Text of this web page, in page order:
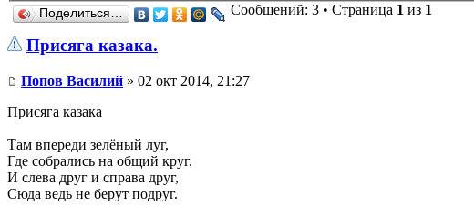
Поделиться… Сообщений: 3 • Страница 1 из 1
Присяга казака.
Попов Василий » 02 окт 2014, 21:27
Присяга казака
Там впереди зелёный луг,
Где собрались на общий круг.
И слева друг и справа друг,
Сюда ведь не берут подруг.